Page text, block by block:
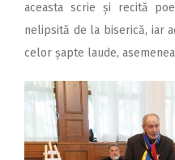
aceasta scrie și recită
nelipsită de la biserică, iar
celor șapte laude,